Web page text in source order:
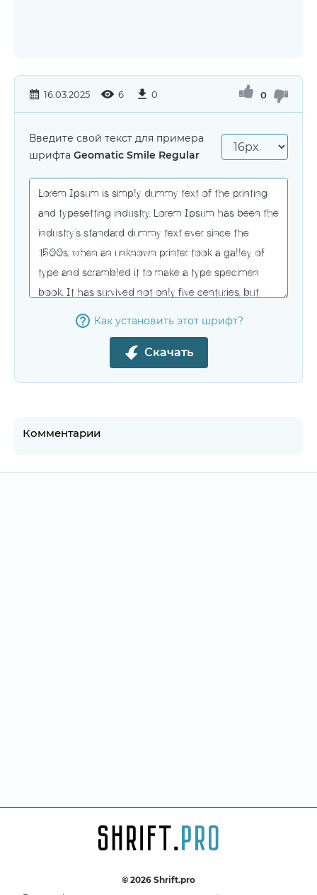
16.03.2025 6 0 0
Введите свой текст для примера
шрифта Geomatic Smile Regular
Как установить этот шрифт?
Скачать
Комментарии
© 2026 Shrift.pro